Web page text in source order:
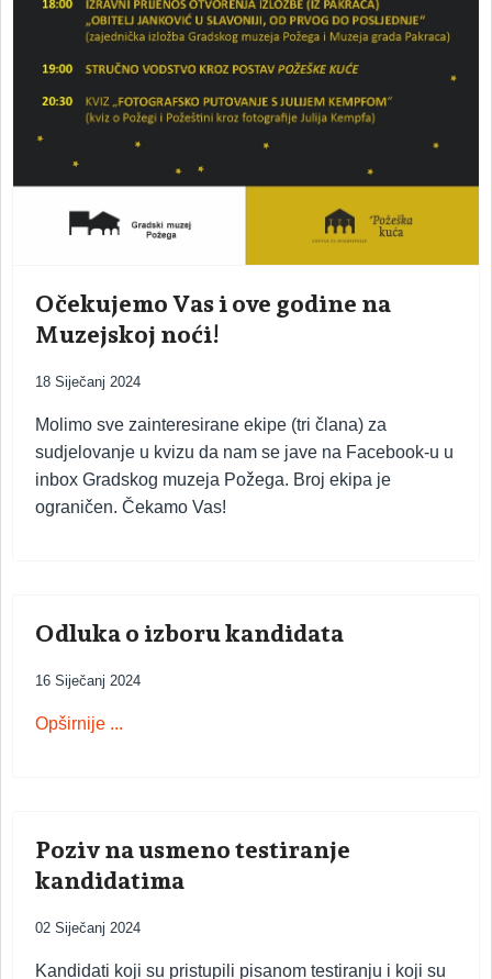
Očekujemo Vas i ove godine na
Muzejskoj noći!
18 Siječanj 2024
Molimo sve zainteresirane ekipe (tri člana) za
sudjelovanje u kvizu da nam se jave na Facebook-u u
inbox Gradskog muzeja Požega. Broj ekipa je
ograničen. Čekamo Vas!
Odluka o izboru kandidata
16 Siječanj 2024
Opširnije ...
Poziv na usmeno testiranje
kandidatima
02 Siječanj 2024
Kandidati koji su pristupili pisanom testiranju i koji su